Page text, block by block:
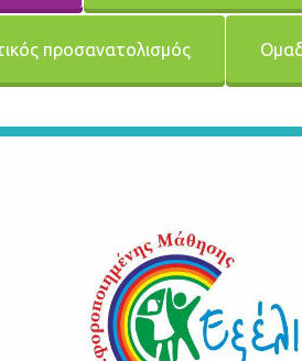
προσανατολισμός